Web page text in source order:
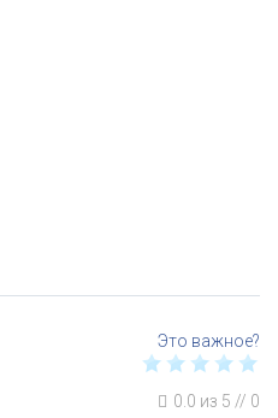
0.0 из 5 // 0